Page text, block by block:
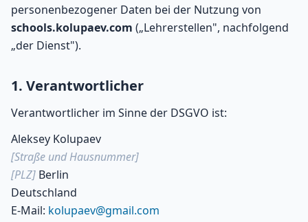
personenbezogener Daten bei der Nutzung von
schools.kolupaev.com („Lehrerstellen", nachfolgend
„der Dienst").
1. Verantwortlicher
Verantwortlicher im Sinne der DSGVO ist:
Aleksey Kolupaev
[Straße und Hausnummer]
[PLZ] Berlin
Deutschland
E-Mail: kolupaev@gmail.com